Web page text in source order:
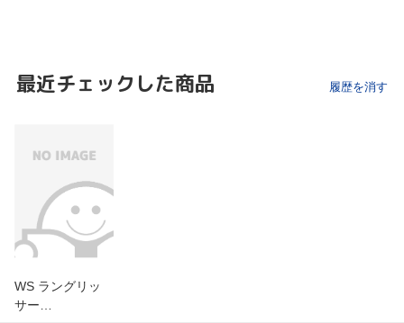
最近チェックした商品 履歴を消す
WS ラングリッ
サー…